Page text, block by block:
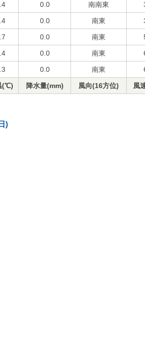
0.0 南南東
0.0 南東
0.0 南東
0.0 南東
0.0 南東
(℃) 降水量(mm) 風向(16方位) 風
)